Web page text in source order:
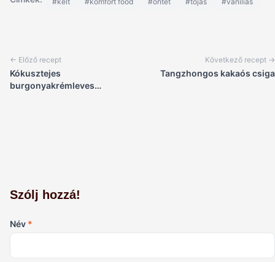
← Előző recept
Kókusztejes
burgonyakrémleves
Következő recept →
Tangzhongos kakaós csiga
Szólj hozzá!
Név *